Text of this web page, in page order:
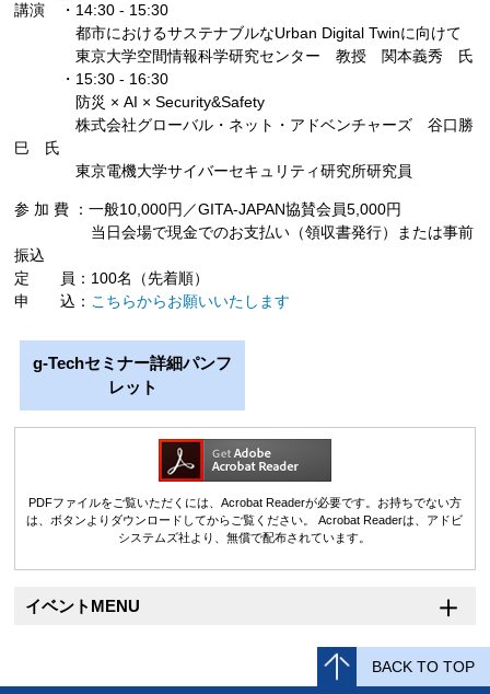
講演 ・14:30 - 15:30
都市におけるサステナブルなUrban Digital Twinに向けて
東京大学空間情報科学研究センター 教授 関本義秀 氏
・15:30 - 16:30
防災 × AI × Security&Safety
株式会社グローバル・ネット・アドベンチャーズ 谷口勝
巳 氏
東京電機大学サイバーセキュリティ研究所研究員
参 加 費 ：一般10,000円／GITA-JAPAN協賛会員5,000円
当日会場で現金でのお支払い（領収書発行）または事前
振込
定 員：100名（先着順）
申 込： こちらからお願いいたします
g-Techセミナー詳細パンフ
レット
PDFファイルをご覧いただくには、Acrobat Readerが必要です。お持ちでない方
は、ボタンよりダウンロードしてからご覧ください。
Acrobat Readerは、アドビ
システムズ社より、無償で配布されています。
イベントMENU
BACK TO TOP